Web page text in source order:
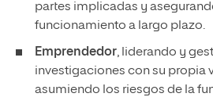
partes implicadas y
funcionamiento a largo plazo.
Emprendedor, liderando y
investigaciones con su propia
asumiendo los riesgos de la